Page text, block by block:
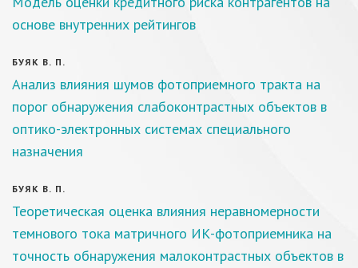
основе внутренних рейтингов
БУЯК В. П.
Анализ влияния шумов фотоприемного тракта на
порог обнаружения слабоконтрастных объектов в
оптико-электронных системах специального
назначения
БУЯК В. П.
Теоретическая оценка влияния неравномерности
темнового тока матричного ИК-фотоприемника на
точность обнаружения малоконтрастных объектов в